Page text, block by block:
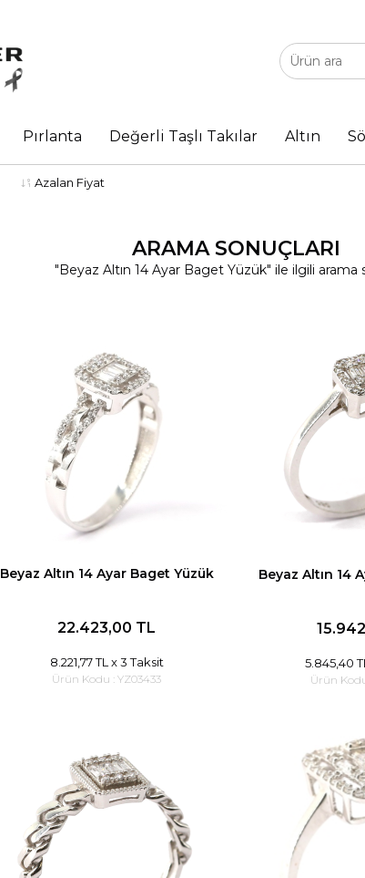
Pırlanta Değerli Taşlı Takılar Altın
Azalan Fiyat
ARAMA SONUÇLARI
"Beyaz Altın 14 Ayar Baget Yüzük" ile ilgili arama
Beyaz Altın 14 Ayar Baget Yüzük
22.423,00 TL
8.221,77 TL x 3 Taksit
Ürün Kodu : YZ03433
Beyaz Altın 14
5.845,40 TL
Ürün